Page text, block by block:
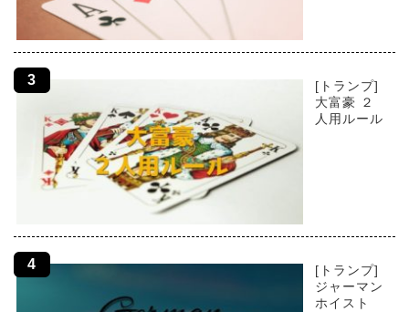
[トランプ]
大富豪 ２
人用ルール
[トランプ]
ジャーマン
ホイスト